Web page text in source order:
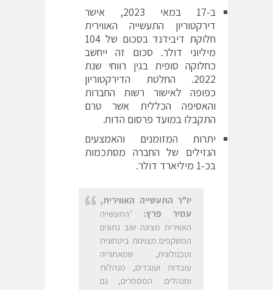
ב-17 במאי 2023, אישר
דירקטוריון התעשייה האווירית
חלוקת דיבידנד בסכום של 104
מיליוני דולר. סכום זה ייחשב
כחלוקה סופית בגין רווחי שנת
2022. החלטת הדירקטוריון
כפופה לאישור רשות החברות
והאסיפה הכללית אשר טרם
התקבלו במועד פרסום הדוח.
יתרות המזומנים והאמצעים
הנזילים של החברה מסתכמות
בכ-1 מיליארד דולר.
יו"ר התעשייה האווירית,
עמיר פרץ: ״התעשייה
האווירית מציגה שוב נתונים
המשקפים מצוינות ביטחונית
וטכנולוגית, שמאחוריה
עובדות ועובדים, מנהלות
ומנהלים. המספרים, גם